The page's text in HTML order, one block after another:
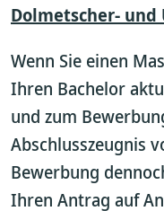
Dolmetscher-
Wenn Sie einen
Ihren Bachelor
und zum
Abschlusszeugnis
Bewerbung
Ihren Antrag auf